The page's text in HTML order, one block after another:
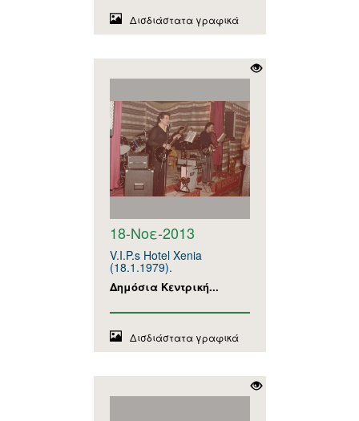
Δισδιάστατα γραφικά
18-Νοε-2013
V.I.P.s Hotel Xenia
(18.1.1979).
Δημόσια Κεντρική...
Δισδιάστατα γραφικά